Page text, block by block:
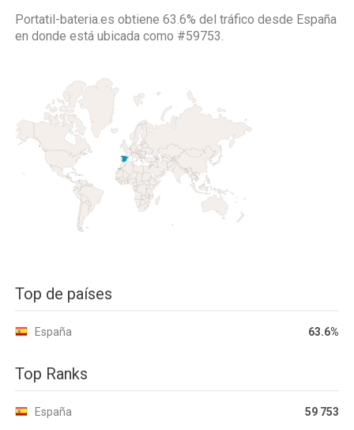
Portatil-bateria.es obtiene 63.6% del tráfico desde España
en donde está ubicada como #59753.
Top de países
España 63.6%
Top Ranks
España 59 753